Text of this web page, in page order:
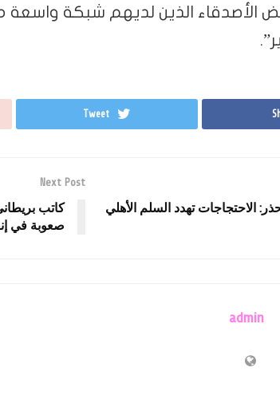
الأصدقاء الذين لديهم شبكة واسعة من
Tweet
الاحتجاجات تهدد السلم الأهلي
Next Post
كاتب
صعوبة في
admin